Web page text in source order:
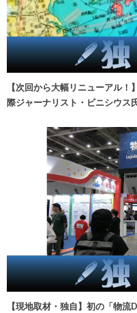
【次回から大幅リニューアル
際ジャーナリスト・ビニシウス
【現地取材・独自】初の「物